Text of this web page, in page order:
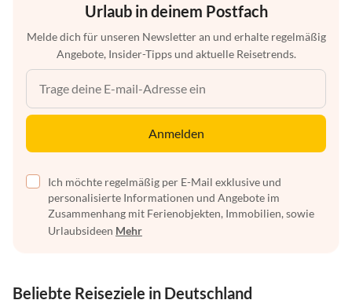
Urlaub in deinem Postfach
Melde dich für unseren Newsletter an und erhalte regelmäßig
Angebote, Insider-Tipps und aktuelle Reisetrends.
Anmelden
Ich möchte regelmäßig per E-Mail exklusive und
personalisierte Informationen und Angebote im
Zusammenhang mit Ferienobjekten, Immobilien, sowie
Urlaubsideen Mehr
Beliebte Reiseziele in Deutschland